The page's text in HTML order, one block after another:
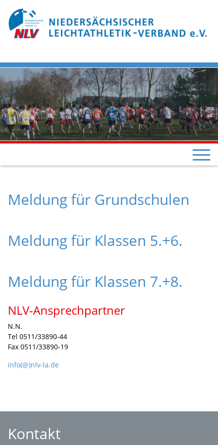
Meldung für Grundschulen
Meldung für Klassen 5.+6.
Meldung für Klassen 7.+8.
NLV-Ansprechpartner
N.N.
Tel 0511/33890-44
Fax 0511/33890-19
info(@)nlv-la.de
Kontakt